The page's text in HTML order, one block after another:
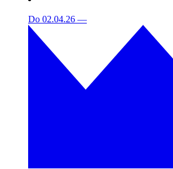
Do 02.04.26 —